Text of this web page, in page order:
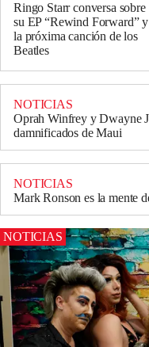
Ringo Starr conversa sobre
su EP “Rewind Forward” y
la próxima canción de los
Beatles
NOTICIAS
Oprah Winfrey y Dwayne
damnificados de Maui
NOTICIAS
Mark Ronson es la mente
NOTICIAS